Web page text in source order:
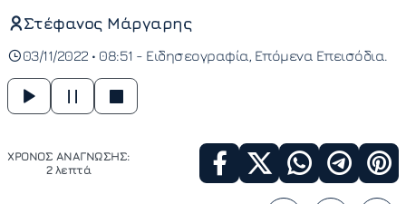
Στέφανος Μάργαρης
03/11/2022 • 08:51 - Ειδησεογραφία Επόμενα Επεισόδια
ΧΡΟΝΟΣ ΑΝΑΓΝΩΣΗΣ:
2 λεπτά